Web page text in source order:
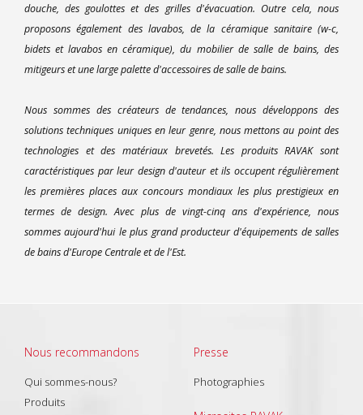
douche, des goulottes et des grilles d'évacuation. Outre cela, nous
proposons également des lavabos, de la céramique sanitaire (w-c,
bidets et lavabos en céramique), du mobilier de salle de bains, des
mitigeurs et une large palette d'accessoires de salle de bains.
Nous sommes des créateurs de tendances, nous développons des
solutions techniques uniques en leur genre, nous mettons au point des
technologies et des matériaux brevetés. Les produits RAVAK sont
caractéristiques par leur design d'auteur et ils occupent régulièrement
les premières places aux concours mondiaux les plus prestigieux en
termes de design. Avec plus de vingt-cinq ans d'expérience, nous
sommes aujourd'hui le plus grand producteur d'équipements de salles
de bains d'Europe Centrale et de l'Est.
Nous recommandons
Qui sommes-nous?
Produits
Presse
Photographies